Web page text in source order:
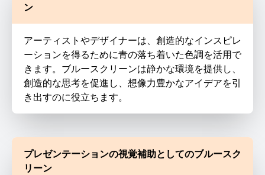
ン
アーティストやデザイナーは、創造的なインスピレ
ーションを得るために青の落ち着いた色調を活用で
きます。ブルースクリーンは静かな環境を提供し、
創造的な思考を促進し、想像力豊かなアイデアを引
き出すのに役立ちます。
プレゼンテーションの視覚補助としてのブルースク
リーン